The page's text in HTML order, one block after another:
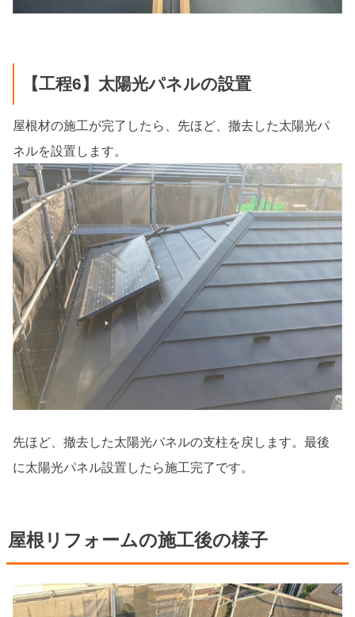
【工程6】太陽光パネルの設置
屋根材の施工が完了したら、先ほど、撤去した太陽光パ
ネルを設置します。
先ほど、撤去した太陽光パネルの支柱を戻します。最後
に太陽光パネル設置したら施工完了です。
屋根リフォームの施工後の様子